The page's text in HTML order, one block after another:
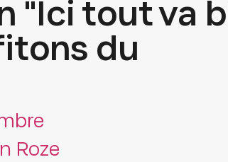
"Ici tout va
du
Roze